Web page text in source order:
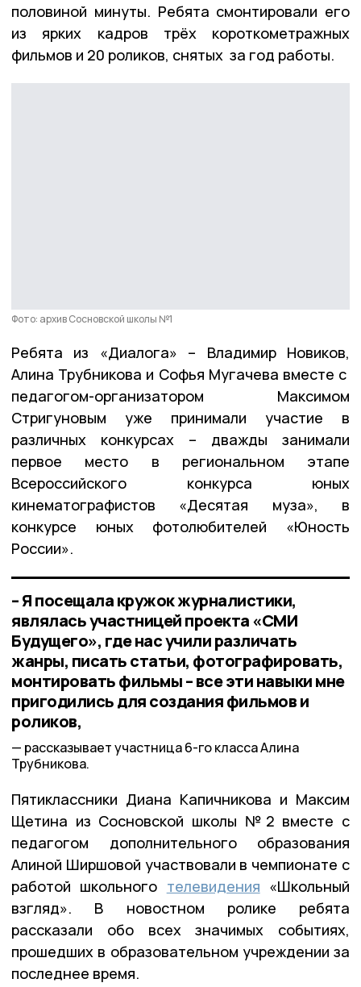
половиной минуты. Ребята смонтировали его
из ярких кадров трёх короткометражных
фильмов и 20 роликов, снятых за год работы.
Фото: архив Сосновской школы №1
Ребята из «Диалога» – Владимир Новиков,
Алина Трубникова и Софья Мугачева вместе с
педагогом-организатором Максимом
Стригуновым уже принимали участие в
различных конкурсах – дважды занимали
первое место в региональном этапе
Всероссийского конкурса юных
кинематографистов «Десятая муза», в
конкурсе юных фотолюбителей «Юность
России».
– Я посещала кружок журналистики,
являлась участницей проекта «СМИ
Будущего», где нас учили различать
жанры, писать статьи, фотографировать,
монтировать фильмы – все эти навыки мне
пригодились для создания фильмов и
роликов,
рассказывает участница 6-го класса Алина
Трубникова.
Пятиклассники Диана Капичникова и Максим
Щетина из Сосновской школы №2 вместе с
педагогом дополнительного образования
Алиной Ширшовой участвовали в чемпионате с
работой школьного телевидения «Школьный
взгляд». В новостном ролике ребята
рассказали обо всех значимых событиях,
прошедших в образовательном учреждении за
последнее время.